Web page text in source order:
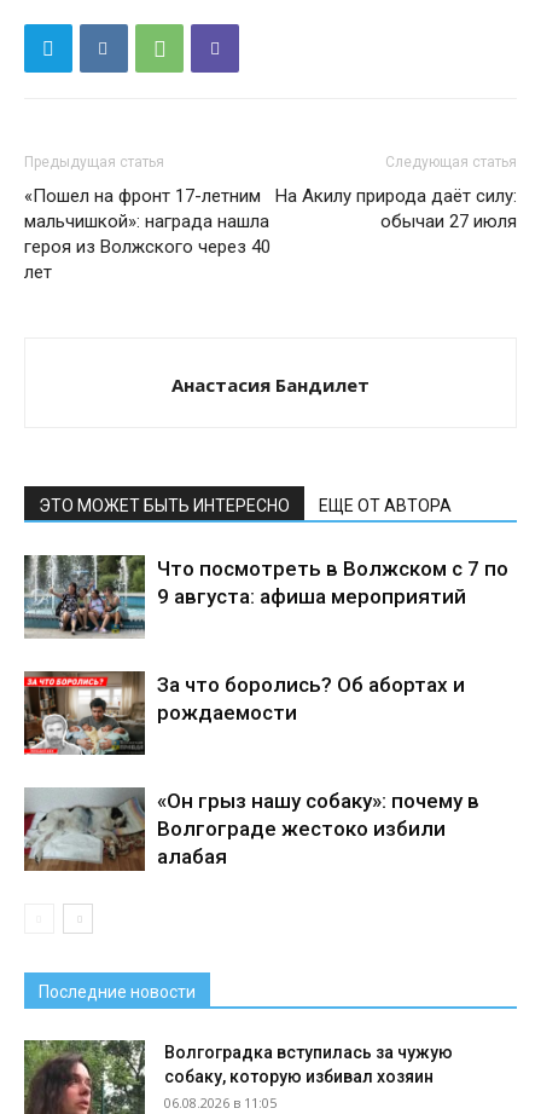
Предыдущая статья
«Пошел на фронт 17-летним
мальчишкой»: награда нашла
героя из Волжского через 40
лет
Следующая статья
На Акилу природа даёт силу:
обычаи 27 июля
Анастасия Бандилет
ЭТО МОЖЕТ БЫТЬ ИНТЕРЕСНО ЕЩЕ ОТ АВТОРА
Что посмотреть в Волжском с 7 по
9 августа: афиша мероприятий
За что боролись? Об абортах и
рождаемости
«Он грыз нашу собаку»: почему в
Волгограде жестоко избили
алабая
Последние новости
Волгоградка вступилась за чужую
собаку, которую избивал хозяин
06.08.2026 в 11:05